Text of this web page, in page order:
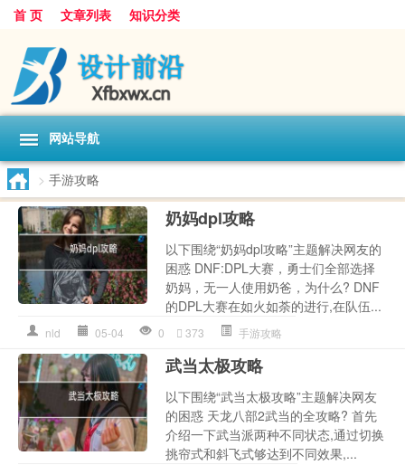
首 页 文章列表 知识分类
网站导航
> 手游攻略
奶妈dpl攻略
以下围绕“奶妈dpl攻略”主题解决网友的
困惑 DNF:DPL大赛，勇士们全部选择
奶妈，无一人使用奶爸，为什么? DNF
的DPL大赛在如火如荼的进行,在队伍...
nld 05-04 0 373 手游攻略
武当太极攻略
以下围绕“武当太极攻略”主题解决网友
的困惑 天龙八部2武当的全攻略? 首先
介绍一下武当派两种不同状态,通过切换
挑帘式和斜飞式够达到不同效果,...